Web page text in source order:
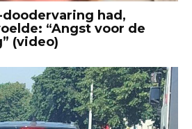
had,
“Angst voor de
(video)